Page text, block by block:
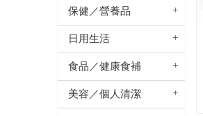
保健／營養品
日用生活
食品／健康食補
美容／個人清潔